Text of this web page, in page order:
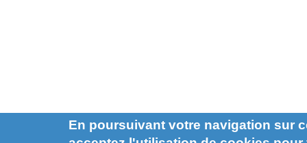
En poursuivant votre navigation sur